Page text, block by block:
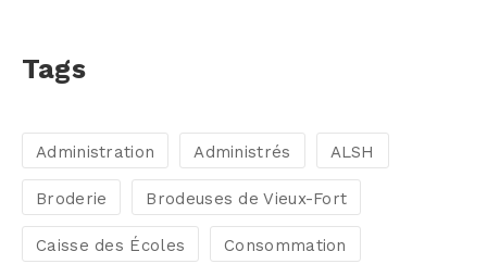
Tags
Administration Administrés ALSH
Broderie Brodeuses de Vieux-Fort
Caisse des Écoles Consommation